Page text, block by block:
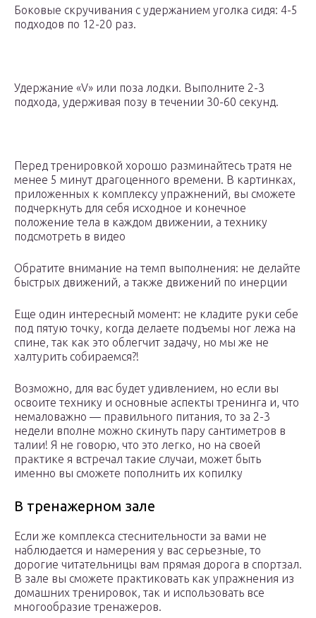
Боковые скручивания с удержанием уголка сидя: 4-5
подходов по 12-20 раз.
Удержание «V» или поза лодки. Выполните 2-3
подхода, удерживая позу в течении 30-60 секунд.
Перед тренировкой хорошо разминайтесь тратя не
менее 5 минут драгоценного времени. В картинках,
приложенных к комплексу упражнений, вы сможете
подчеркнуть для себя исходное и конечное
положение тела в каждом движении, а технику
подсмотреть в видео
Обратите внимание на темп выполнения: не делайте
быстрых движений, а также движений по инерции
Еще один интересный момент: не кладите руки себе
под пятую точку, когда делаете подъемы ног лежа на
спине, так как это облегчит задачу, но мы же не
халтурить собираемся?!
Возможно, для вас будет удивлением, но если вы
освоите технику и основные аспекты тренинга и, что
немаловажно — правильного питания, то за 2-3
недели вполне можно скинуть пару сантиметров в
талии! Я не говорю, что это легко, но на своей
практике я встречал такие случаи, может быть
именно вы сможете пополнить их копилку
В тренажерном зале
Если же комплекса стеснительности за вами не
наблюдается и намерения у вас серьезные, то
дорогие читательницы вам прямая дорога в спортзал.
В зале вы сможете практиковать как упражнения из
домашних тренировок, так и использовать все
многообразие тренажеров.